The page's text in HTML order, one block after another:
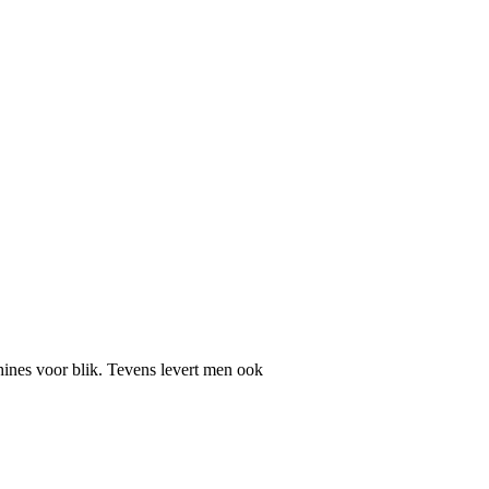
voor blik. Tevens levert men ook